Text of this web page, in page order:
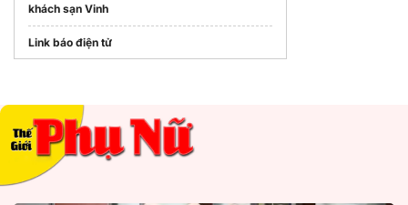
khách sạn Vinh
Link báo điện tử